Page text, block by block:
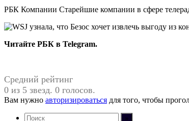
РБК Компании Старейшие компании в сфере
Читайте РБК в Telegram.
Средний рейтинг
0 из 5 звезд. 0 голосов.
Вам нужно авторизироваться для того, чтобы